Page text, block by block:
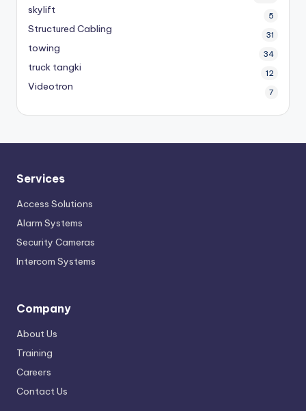
skylift 5
Structured Cabling 31
towing 34
truck tangki 12
Videotron 7
Services
Access Solutions
Alarm Systems
Security Cameras
Intercom Systems
Company
About Us
Training
Careers
Contact Us